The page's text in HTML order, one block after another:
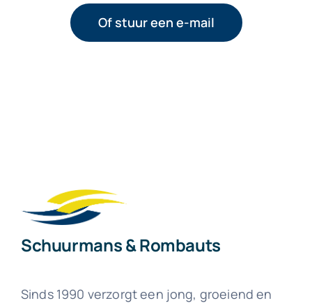
Of stuur een e-mail
Schuurmans & Rombauts
Sinds 1990 verzorgt een jong, groeiend en